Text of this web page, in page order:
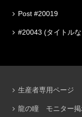
Post #20019
#20043 (タイトル
生産者専用ページ
龍の瞳 モニター掲